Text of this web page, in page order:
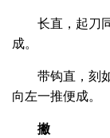
长直，起刀
成。
带钩直，刻
向左一推便成。
撇